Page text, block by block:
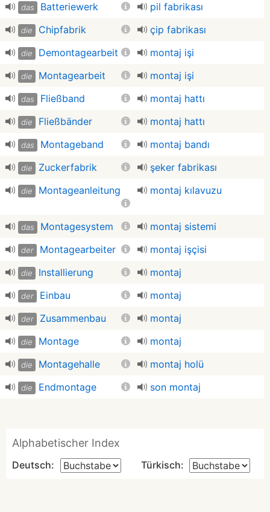
das Batteriewerk pil fabrikası
die Chipfabrik çip fabrikası
die Demontagearbeit montaj işi
die Montagearbeit montaj işi
das Fließband montaj hattı
die Fließbänder montaj hattı
das Montageband montaj bandı
die Zuckerfabrik şeker fabrikası
die Montageanleitung montaj kılavuzu
das Montagesystem montaj sistemi
der Montagearbeiter montaj işçisi
die Installierung montaj
der Einbau montaj
der Zusammenbau montaj
die Montage montaj
die Montagehalle montaj holü
die Endmontage son montaj
Alphabetischer Index
Deutsch: Türkisch: